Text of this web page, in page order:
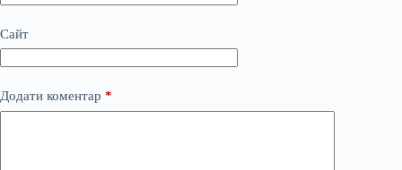
Сайт
Додати коментар *